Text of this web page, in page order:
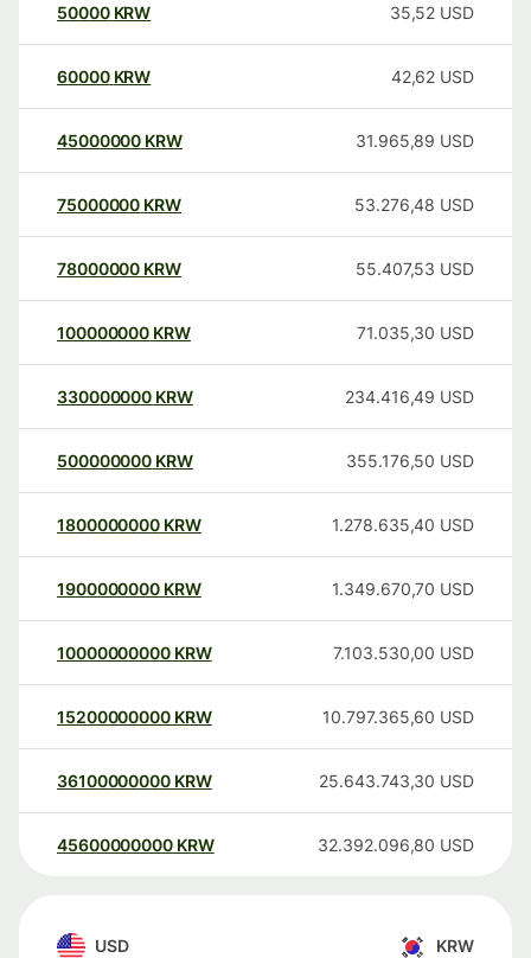
50000 KRW 35,52 USD
60000 KRW 42,62 USD
45000000 KRW 31.965,89 USD
75000000 KRW 53.276,48 USD
78000000 KRW 55.407,53 USD
100000000 KRW 71.035,30 USD
330000000 KRW 234.416,49 USD
500000000 KRW 355.176,50 USD
1800000000 KRW 1.278.635,40 USD
1900000000 KRW 1.349.670,70 USD
10000000000 KRW 7.103.530,00 USD
15200000000 KRW 10.797.365,60 USD
36100000000 KRW 25.643.743,30 USD
45600000000 KRW 32.392.096,80 USD
USD KRW